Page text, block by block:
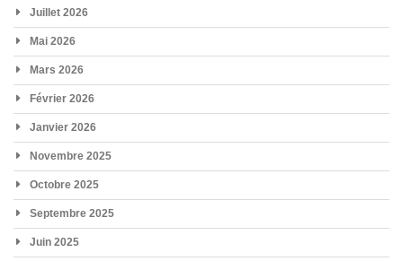
Juillet 2026
Mai 2026
Mars 2026
Février 2026
Janvier 2026
Novembre 2025
Octobre 2025
Septembre 2025
Juin 2025